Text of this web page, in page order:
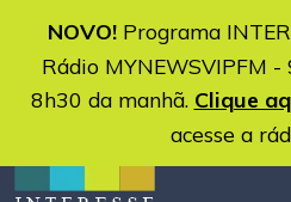
NOVO!Programa
Rádio MYNEWSVIPFM
8h30 da manhã. Clique
acesse a